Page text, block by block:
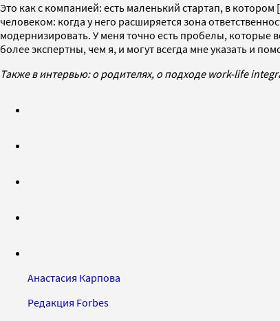
Это как с компанией: есть маленький стартап, в
человеком: когда у него расширяется зона
модернизировать. У меня точно есть пробелы, которые
более экспертны, чем я, и могут всегда мне указать и
Также в интервью: о родителях, о подходе work-life
Анастасия Карпова
Редакция Forbes